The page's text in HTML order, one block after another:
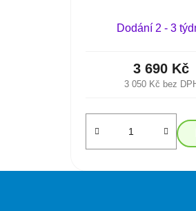
Dodání 2 - 3
3 050 Kč bez
3 690 Kč